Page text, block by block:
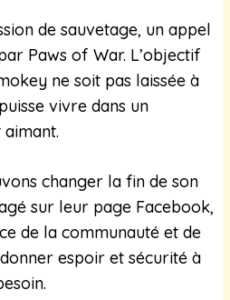
de sauvetage, un appel
Paws of War. L’objectif
ne soit pas laissée à
vivre dans un
changer la fin de son
sur leur page Facebook,
de la communauté et de
espoir et sécurité à